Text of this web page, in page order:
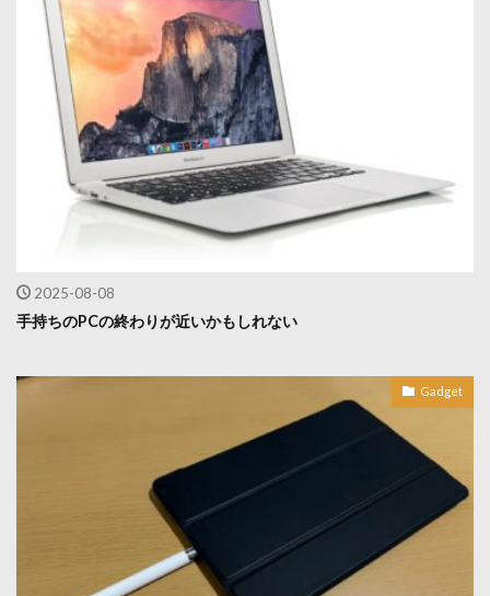
2025-08-08
手持ちのPCの終わりが近いかもしれない
Gadget